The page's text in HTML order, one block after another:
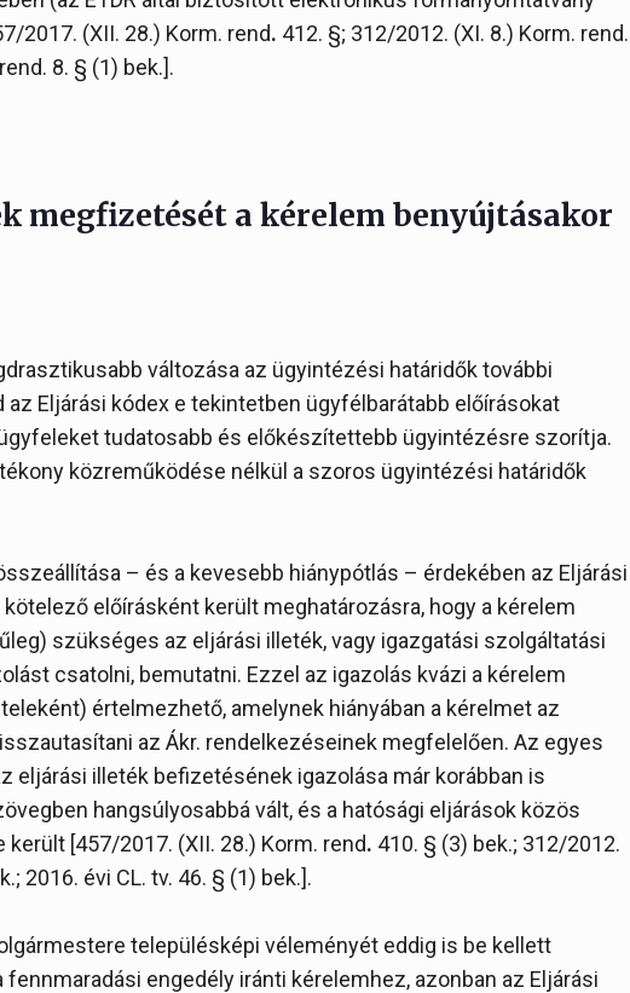
2017. (XII. 28.) Korm. rend. 412. §; 312/2012. (XI. 8.) Korm. rend.
8. § (1) bek.].
megfizetését a kérelem benyújtásakor
változása az ügyintézési határidők további
az Eljárási kódex e tekintetben ügyfélbarátabb előírásokat
tudatosabb és előkészítettebb ügyintézésre szorítja.
közreműködése nélkül a szoros ügyintézési határidők
– és a kevesebb hiánypótlás – érdekében az Eljárási
előírásként került meghatározásra, hogy a kérelem
szükséges az eljárási illeték, vagy igazgatási szolgáltatási
csatolni, bemutatni. Ezzel az igazolás kvázi a kérelem
értelmezhető, amelynek hiányában a kérelmet az
az Ákr. rendelkezéseinek megfelelően. Az egyes
eljárási illeték befizetésének igazolása már korábban is
hangsúlyosabbá vált, és a hatósági eljárások közös
[457/2017. (XII. 28.) Korm. rend. 410. § (3) bek.; 312/2012.
2016. évi CL. tv. 46. § (1) bek.].
településképi véleményét eddig is be kellett
engedély iránti kérelemhez, azonban az Eljárási